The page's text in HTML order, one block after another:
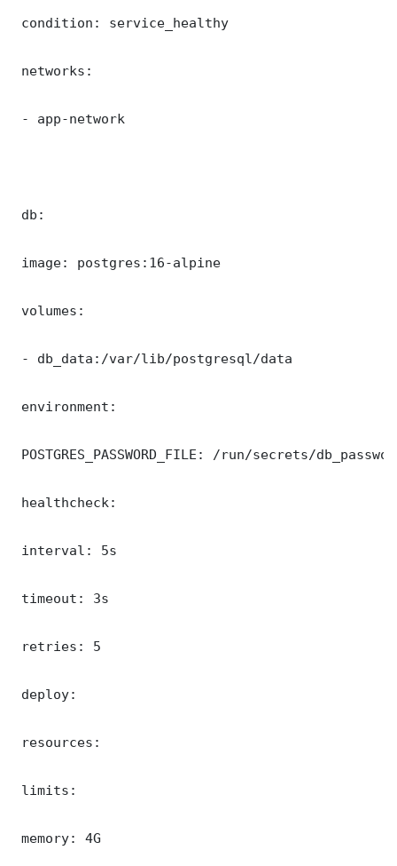
condition: service_healthy
networks:
- app-network
db:
image: postgres:16-alpine
volumes:
- db_data:/var/lib/postgresql/data
environment:
POSTGRES_PASSWORD_FILE: /run/secrets/
healthcheck:
interval: 5s
timeout: 3s
retries: 5
deploy:
resources:
limits:
memory: 4G